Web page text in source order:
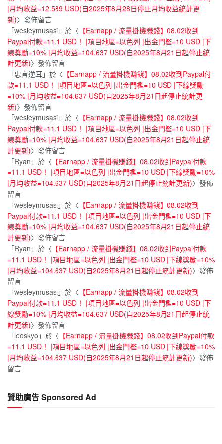
|月均收益=12.589 USD(自2025年8月28日停止月均收益統計更
新)〉發佈留言
「wesleymusasi」於〈 【Earnapp / 流量掛機賺錢】08.02收到
Paypal付款=11.1 USD！ |項目地區=以色列 |出金門檻=10 USD |下
線獎勵=10% |月均收益=104.637 USD(自2025年8月21日起停止統
計更新)〉發佈留言
「忠言逆耳」於〈 【Earnapp / 流量掛機賺錢】08.02收到Paypal付
款=11.1 USD！ |項目地區=以色列 |出金門檻=10 USD |下線獎勵
=10% |月均收益=104.637 USD(自2025年8月21日起停止統計更
新)〉發佈留言
「wesleymusasi」於〈 【Earnapp / 流量掛機賺錢】08.02收到
Paypal付款=11.1 USD！ |項目地區=以色列 |出金門檻=10 USD |下
線獎勵=10% |月均收益=104.637 USD(自2025年8月21日起停止統
計更新)〉發佈留言
「Ryan 」於〈 【Earnapp / 流量掛機賺錢】08.02收到Paypal付款
=11.1 USD！ |項目地區=以色列 |出金門檻=10 USD |下線獎勵=10%
|月均收益=104.637 USD(自2025年8月21日起停止統計更新)〉發佈
留言
「wesleymusasi」於〈 【Earnapp / 流量掛機賺錢】08.02收到
Paypal付款=11.1 USD！ |項目地區=以色列 |出金門檻=10 USD |下
線獎勵=10% |月均收益=104.637 USD(自2025年8月21日起停止統
計更新)〉發佈留言
「Ryan 」於〈 【Earnapp / 流量掛機賺錢】08.02收到Paypal付款
=11.1 USD！ |項目地區=以色列 |出金門檻=10 USD |下線獎勵=10%
|月均收益=104.637 USD(自2025年8月21日起停止統計更新)〉發佈
留言
「wesleymusasi」於〈 【Earnapp / 流量掛機賺錢】08.02收到
Paypal付款=11.1 USD！ |項目地區=以色列 |出金門檻=10 USD |下
線獎勵=10% |月均收益=104.637 USD(自2025年8月21日起停止統
計更新)〉發佈留言
「leoskyo 」於〈 【Earnapp / 流量掛機賺錢】08.02收到Paypal付款
=11.1 USD！ |項目地區=以色列 |出金門檻=10 USD |下線獎勵=10%
|月均收益=104.637 USD(自2025年8月21日起停止統計更新)〉發佈
留言
贊助廣告 Sponsored Ad